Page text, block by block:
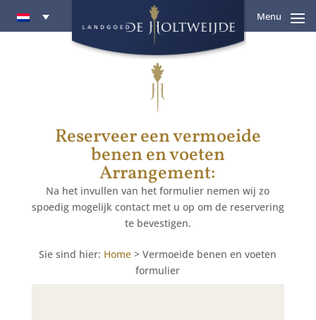
Menu
Reserveer een vermoeide
benen en voeten
Arrangement:
Na het invullen van het formulier nemen wij zo
spoedig mogelijk contact met u op om de reservering
te bevestigen.
Sie sind hier: Home >Vermoeide benen en voeten
formulier